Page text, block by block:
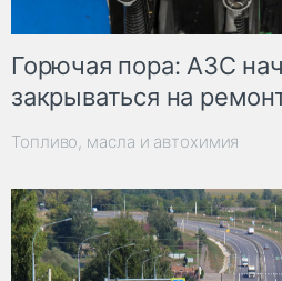
Горючая пора: АЗС
закрываться на
Топливо, масла и автохимия